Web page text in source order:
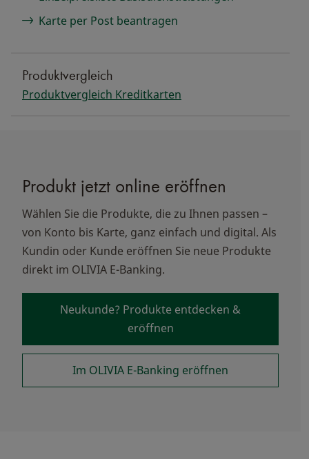
Karte per Post beantragen
Produktvergleich
Produktvergleich Kreditkarten
Produkt jetzt online eröffnen
Wählen Sie die Produkte, die zu Ihnen passen –
von Konto bis Karte, ganz einfach und digital. Als
Kundin oder Kunde eröffnen Sie neue Produkte
direkt im OLIVIA E-Banking.
Neukunde? Produkte entdecken &
eröffnen
Im OLIVIA E-Banking eröffnen